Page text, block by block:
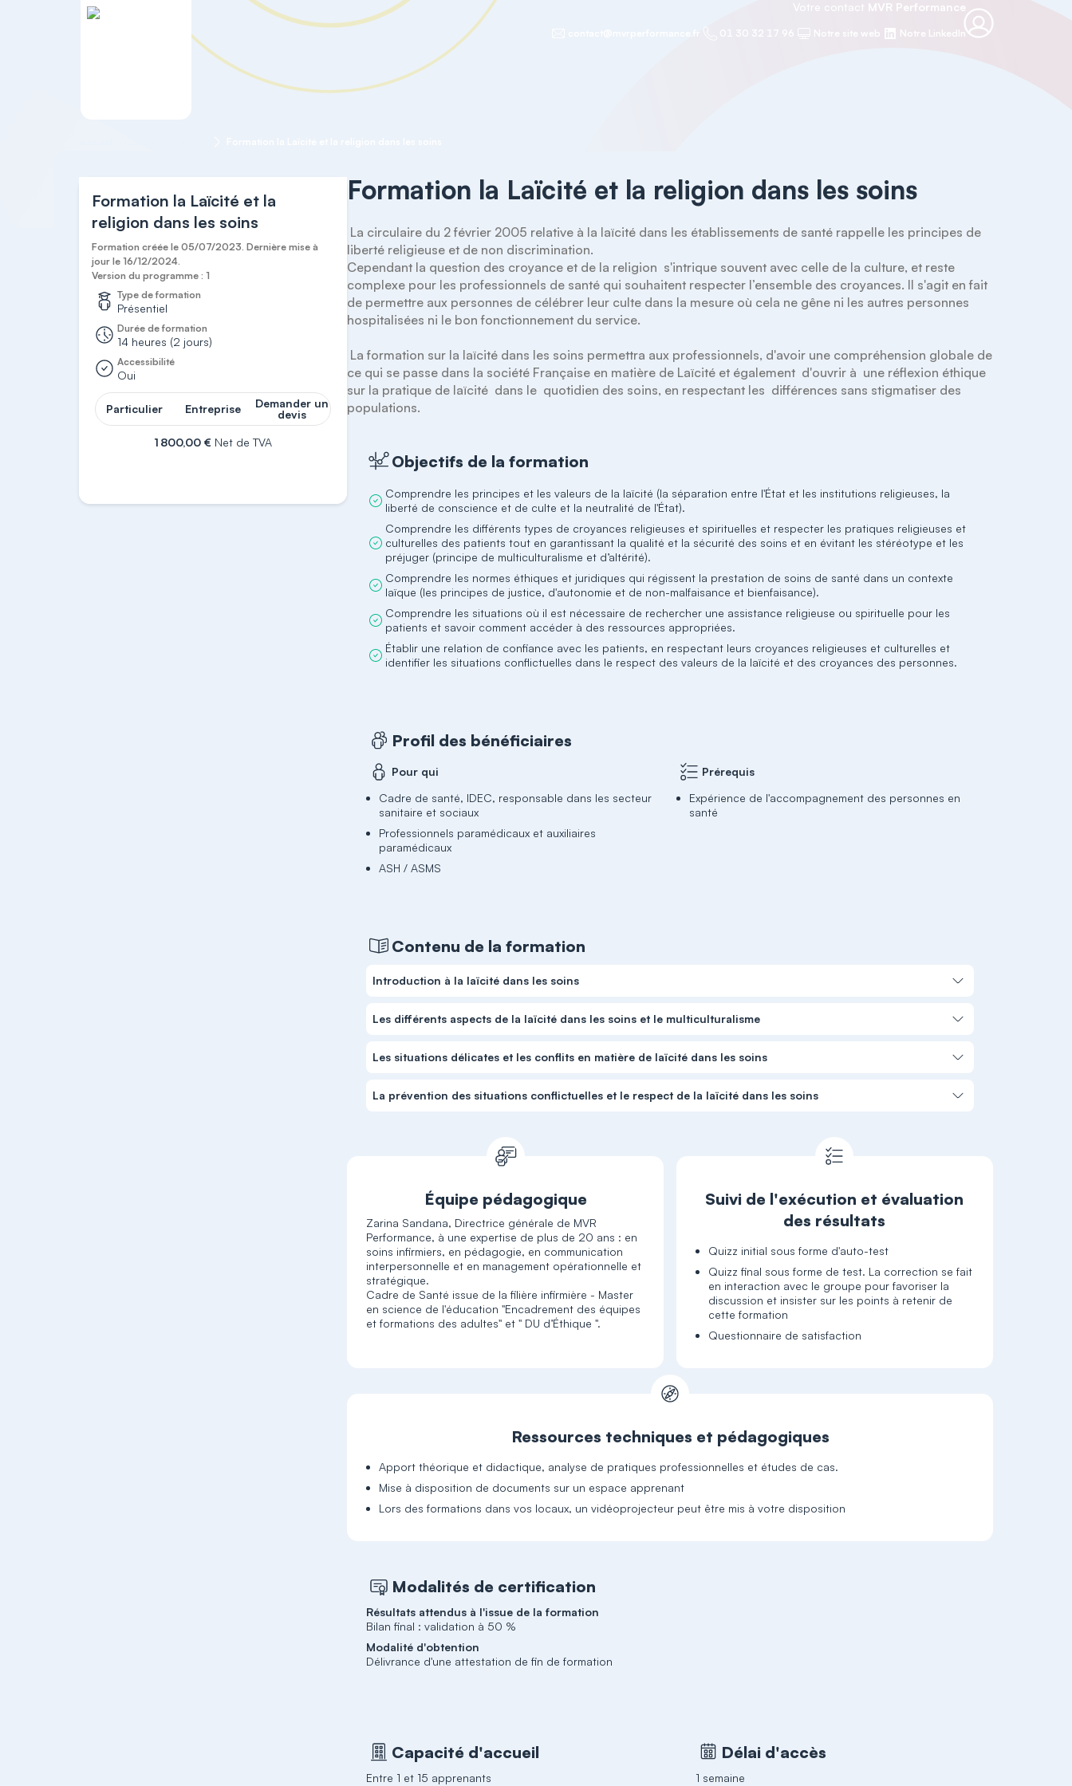
Votre contact MVR Performance
Notre site web Notre LinkedIn
Formation la Laïcité et la
religion dans les soins
Formation créée le 05/07/2023. Dernière mise à
jour le 16/12/2024.
Version du programme : 1
Type de formation
Présentiel
Durée de formation
14 heures (2 jours)
Accessibilité
Oui
Particulier Entreprise
Demander un
devis
1 800,00 € Net de TVA
Formation la Laïcité et la religion dans les soins
liberté religieuse et de non discrimination.
Cependant la question des croyance et de la religion  s'intrique souvent avec celle de la culture, et reste
complexe pour les professionnels de santé qui souhaitent respecter l’ensemble des croyances. Il s'agit en fait
de permettre aux personnes de célébrer leur culte dans la mesure où cela ne gêne ni les autres personnes
hospitalisées ni le bon fonctionnement du service.
ce qui se passe dans la société Française en matière de Laïcité et également  d'ouvrir à  une réflexion éthique
sur la pratique de laïcité  dans le  quotidien des soins, en respectant les  différences sans stigmatiser des
populations.
Objectifs de la formation
Comprendre les principes et les valeurs de la laïcité (la séparation entre l'État et les institutions religieuses, la
liberté de conscience et de culte et la neutralité de l'État).
Comprendre les différents types de croyances religieuses et spirituelles et respecter les pratiques religieuses et
culturelles des patients tout en garantissant la qualité et la sécurité des soins et en évitant les stéréotype et les
préjuger (principe de multiculturalisme et d’altérité).
Comprendre les normes éthiques et juridiques qui régissent la prestation de soins de santé dans un contexte
laïque (les principes de justice, d'autonomie et de non-malfaisance et bienfaisance).
Comprendre les situations où il est nécessaire de rechercher une assistance religieuse ou spirituelle pour les
patients et savoir comment accéder à des ressources appropriées.
Établir une relation de confiance avec les patients, en respectant leurs croyances religieuses et culturelles et
identifier les situations conflictuelles dans le respect des valeurs de la laïcité et des croyances des personnes.
Profil des bénéficiaires
Pour qui
Cadre de santé, IDEC, responsable dans les secteur
sanitaire et sociaux
Professionnels paramédicaux et auxiliaires
paramédicaux
ASH / ASMS
Prérequis
Expérience de l'accompagnement des personnes en
santé
Contenu de la formation
Introduction à la laïcité dans les soins
Les différents aspects de la laïcité dans les soins et le multiculturalisme
Les situations délicates et les conflits en matière de laïcité dans les soins
La prévention des situations conflictuelles et le respect de la laïcité dans les soins
Équipe pédagogique
Zarina Sandana, Directrice générale de MVR
Performance, à une expertise de plus de 20 ans : en
soins infirmiers, en pédagogie, en communication
interpersonnelle et en management opérationnelle et
stratégique.
Cadre de Santé issue de la filière infirmière - Master
en science de l'éducation "Encadrement des équipes
et formations des adultes" et " DU d’Éthique ".
Suivi de l'exécution et évaluation
des résultats
Quizz initial sous forme d'auto-test
Quizz final sous forme de test. La correction se fait
en interaction avec le groupe pour favoriser la
discussion et insister sur les points à retenir de
cette formation
Questionnaire de satisfaction
Ressources techniques et pédagogiques
Apport théorique et didactique, analyse de pratiques professionnelles et études de cas.
Mise à disposition de documents sur un espace apprenant
Lors des formations dans vos locaux, un vidéoprojecteur peut être mis à votre disposition
Modalités de certification
Résultats attendus à l'issue de la formation
Bilan final : validation à 50 %
Modalité d'obtention
Délivrance d'une attestation de fin de formation
Capacité d'accueil
Entre 1 et 15 apprenants
Délai d'accès
1 semaine